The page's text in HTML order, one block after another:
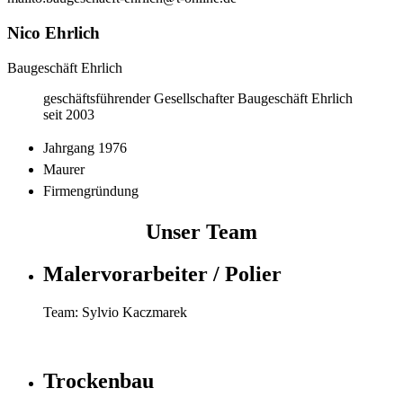
Nico Ehrlich
Baugeschäft Ehrlich
geschäftsführender Gesellschafter Baugeschäft Ehrlich
seit 2003
Jahrgang 1976
Maurer
Firmengründung
Unser Team
Malervorarbeiter / Polier
Team: Sylvio Kaczmarek
Trockenbau